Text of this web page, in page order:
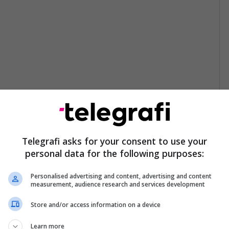
Telegrafi asks for your consent to use your
personal data for the following purposes:
Personalised advertising and content, advertising and content
measurement, audience research and services development
Store and/or access information on a device
Learn more